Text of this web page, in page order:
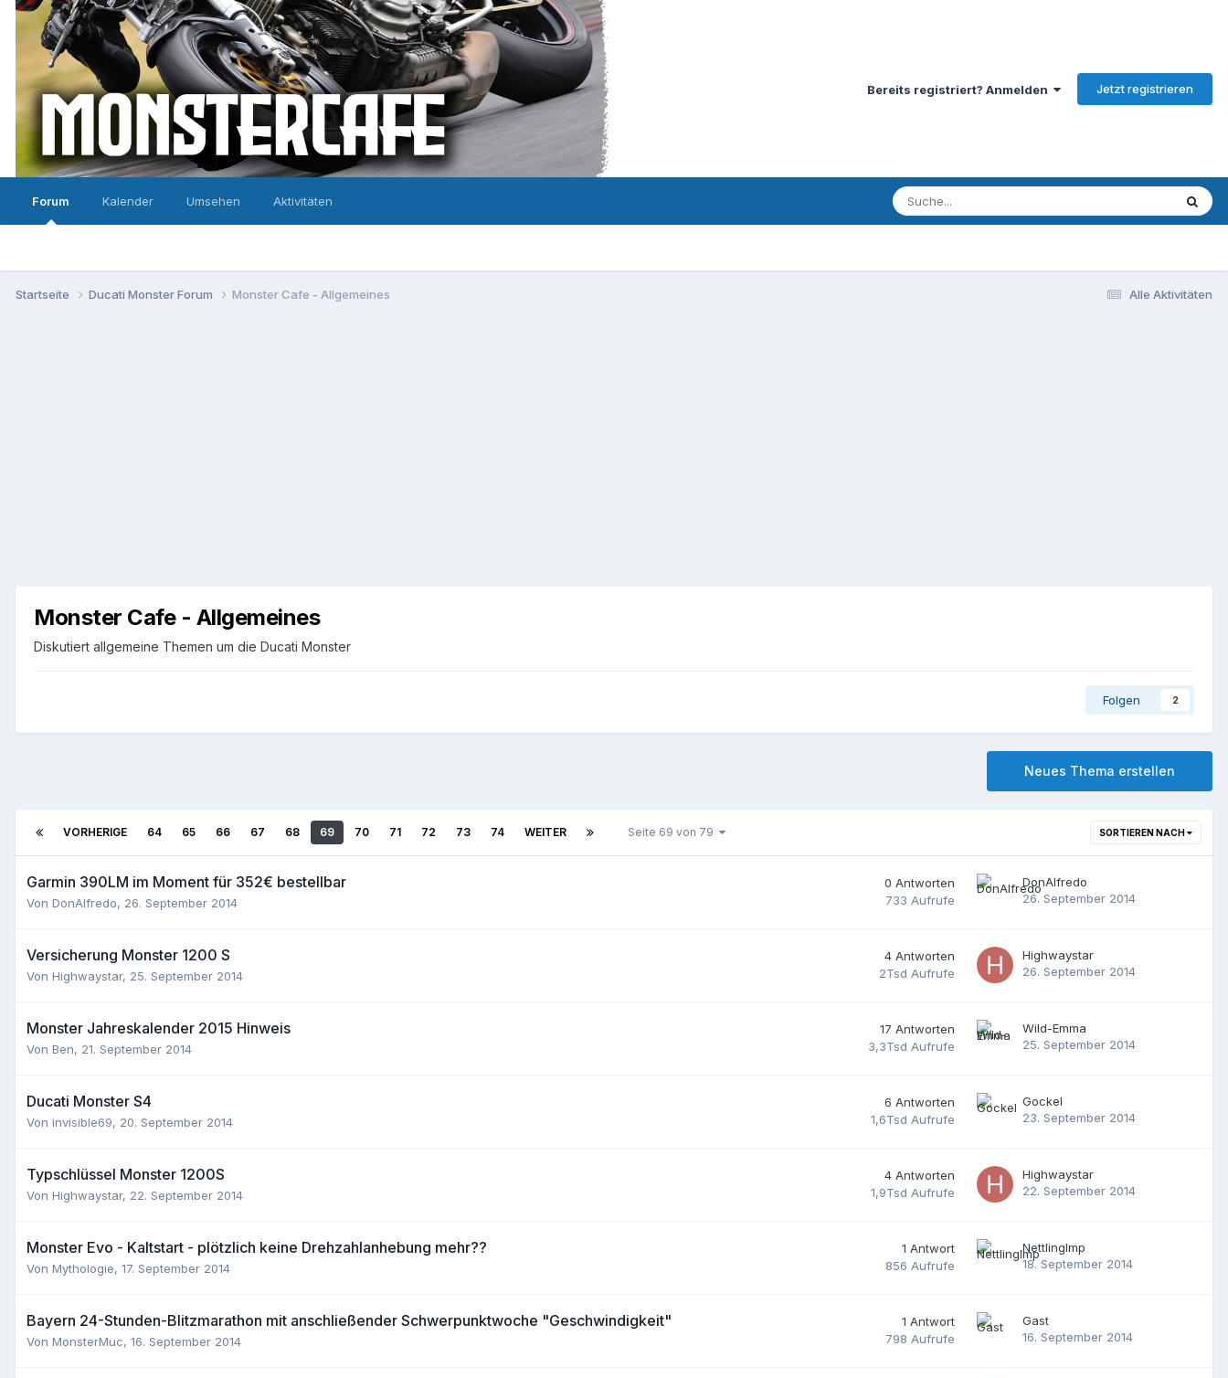
Bereits registriert? Anmelden Jetzt registrieren
Forum Kalender Umsehen Aktivitäten
Alle Aktivitäten
Startseite Ducati Monster Forum Monster Cafe - Allgemeines
Monster Cafe - Allgemeines
Diskutiert allgemeine Themen um die Ducati Monster
Folgen 2
Neues Thema erstellen
SORTIEREN NACH
VORHERIGE 64 65 66 67 68 69 70 71 72 73 74 WEITER Seite 69 von 79
Garmin 390LM im Moment für 352€ bestellbar
Von DonAlfredo, 26. September 2014
0 Antworten
733 Aufrufe
DonAlfredo
26. September 2014
Versicherung Monster 1200 S
Von Highwaystar, 25. September 2014
4 Antworten
2Tsd Aufrufe
Highwaystar
26. September 2014
Monster Jahreskalender 2015 Hinweis
Von Ben, 21. September 2014
17 Antworten
3,3Tsd Aufrufe
Wild-Emma
25. September 2014
Ducati Monster S4
Von invisible69, 20. September 2014
6 Antworten
1,6Tsd Aufrufe
Gockel
23. September 2014
Typschlüssel Monster 1200S
Von Highwaystar, 22. September 2014
4 Antworten
1,9Tsd Aufrufe
Highwaystar
22. September 2014
Monster Evo - Kaltstart - plötzlich keine Drehzahlanhebung mehr??
Von Mythologie, 17. September 2014
1 Antwort
856 Aufrufe
NettlingImp
18. September 2014
Bayern 24-Stunden-Blitzmarathon mit anschließender Schwerpunktwoche "Geschwindigkeit"
Von MonsterMuc, 16. September 2014
1 Antwort
798 Aufrufe
Gast
16. September 2014